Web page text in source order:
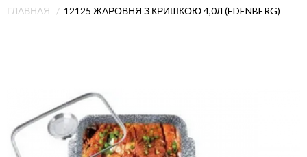
ГЛАВНАЯ 12125 ЖАРОВНЯ З КРИШКОЮ 4,0Л (EDENBERG)